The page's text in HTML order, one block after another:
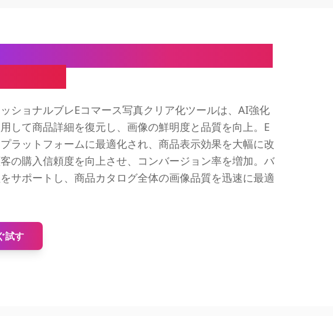
ショナルブレEコマース写真クリア化ツールは、AI強化
して商品詳細を復元し、画像の鮮明度と品質を向上。E
ラットフォームに最適化され、商品表示効果を大幅に改
の購入信頼度を向上させ、コンバージョン率を増加。バ
サポートし、商品カタログ全体の画像品質を迅速に最適
試す